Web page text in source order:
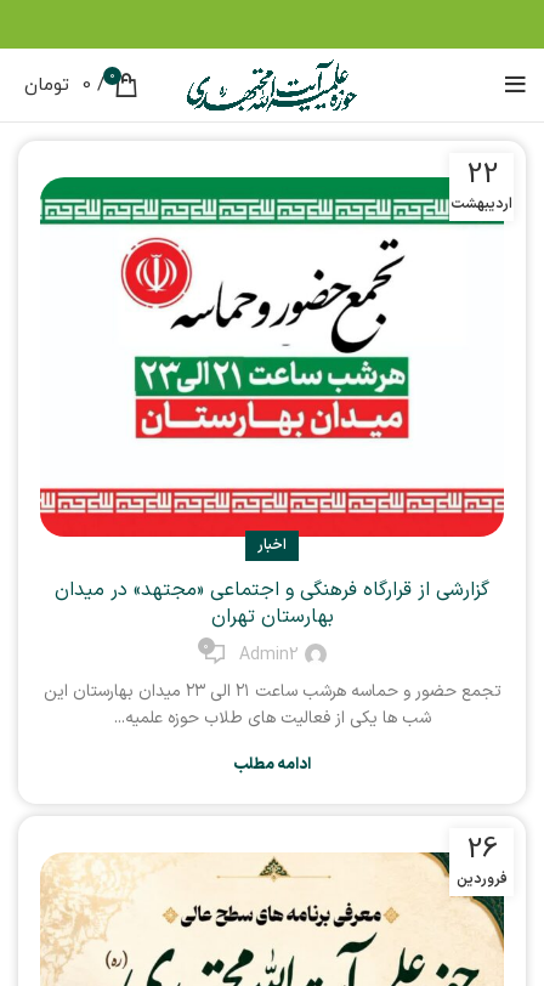
0
/
0 تومان
22
اردیبهشت
اخبار
گزارشی از قرارگاه فرهنگی و اجتماعی «مجتهد» در میدان‌
بهارستان تهران
Admin2
0
تجمع حضور و حماسه هرشب ساعت ۲۱ الی ۲۳ میدان‌ بهارستان این
شب ها یکی از فعالیت های طلاب حوزه علمیه...
ادامه مطلب
26
فروردین